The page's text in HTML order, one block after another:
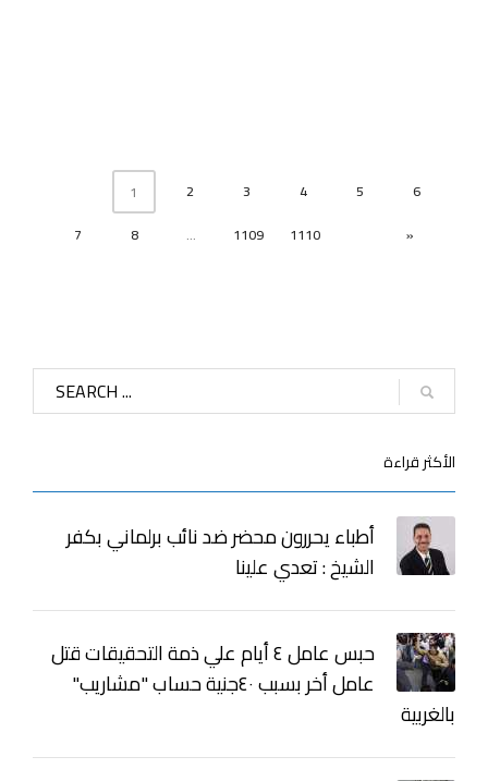
1 2 3 4 5
6
7
8 ... 1109 1110 »
الأكثر قراءة
أطباء يحررون محضر ضد نائب برلماني بكفر
الشيخ : تعدي علينا
حبس عامل ٤ أيام علي ذمة التحقيقات قتل
عامل أخر بسبب ٤٠جنية حساب "مشاريب"
بالغربية